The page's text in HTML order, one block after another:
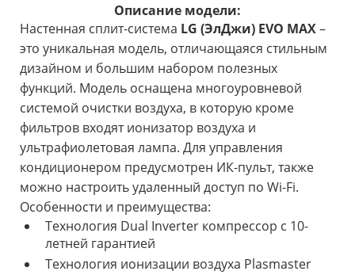
Описание модели:
Настенная сплит-система LG (ЭлДжи) EVO MAX–
это уникальная модель, отличающаяся стильным
дизайном и большим набором полезных
функций. Модель оснащена многоуровневой
системой очистки воздуха, в которую кроме
фильтров входят ионизатор воздуха и
ультрафиолетовая лампа. Для управления
кондиционером предусмотрен ИК-пульт, также
можно настроить удаленный доступ по Wi-Fi.
Особенности и преимущества:
Технология Dual Inverter компрессор с 10-
летней гарантией
Технология ионизации воздуха Plasmaster